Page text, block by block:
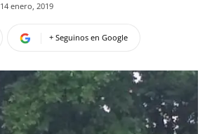
14 enero, 2019
+ Seguinos en Google